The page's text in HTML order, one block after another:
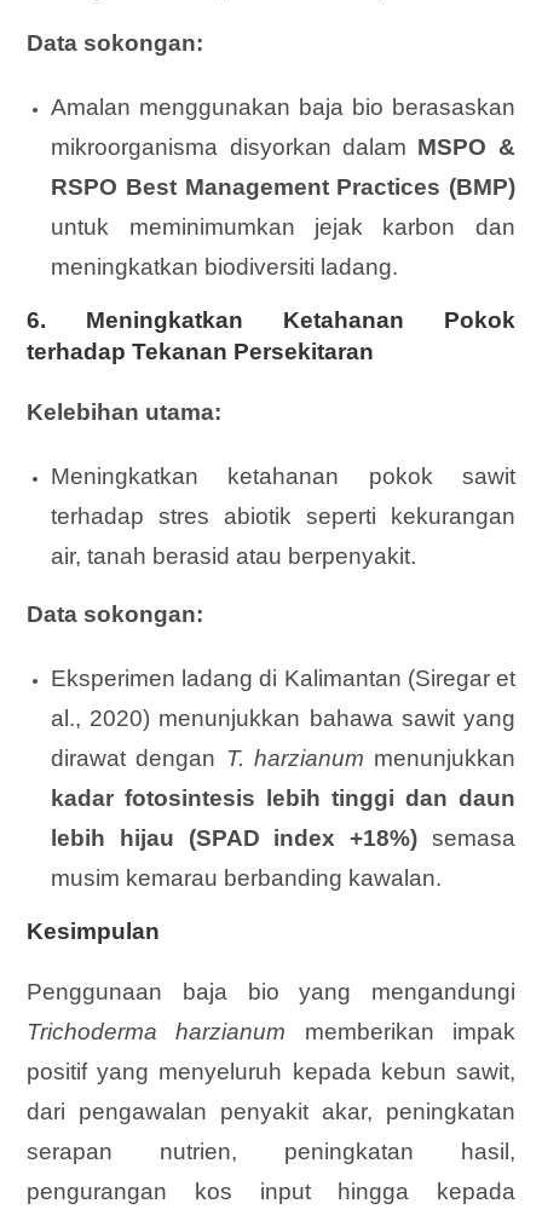
Data sokongan:
Amalan menggunakan baja bio berasaskan
mikroorganisma disyorkan dalam MSPO &
RSPO Best Management Practices (BMP)
untuk meminimumkan jejak karbon dan
meningkatkan biodiversiti ladang.
6. Meningkatkan Ketahanan Pokok
terhadap Tekanan Persekitaran
Kelebihan utama:
Meningkatkan ketahanan pokok sawit
terhadap stres abiotik seperti kekurangan
air, tanah berasid atau berpenyakit.
Data sokongan:
Eksperimen ladang di Kalimantan (Siregar et
al., 2020) menunjukkan bahawa sawit yang
dirawat dengan T. harzianum menunjukkan
kadar fotosintesis lebih tinggi dan daun
lebih hijau (SPAD index +18%)semasa
musim kemarau berbanding kawalan.
Kesimpulan
Penggunaan baja bio yang mengandungi
Trichoderma harzianum memberikan impak
positif yang menyeluruh kepada kebun sawit,
dari pengawalan penyakit akar, peningkatan
serapan nutrien, peningkatan hasil,
pengurangan kos input hingga kepada